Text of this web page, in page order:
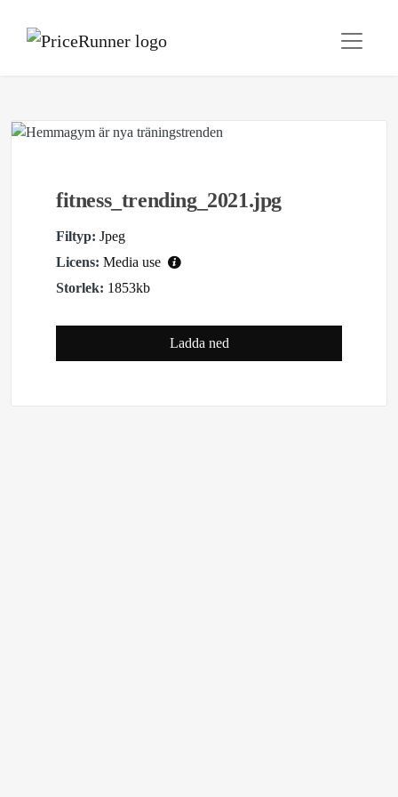
fitness_trending_2021.jpg
Filtyp: Jpeg
Licens: Media use
Storlek: 1853kb
Ladda ned